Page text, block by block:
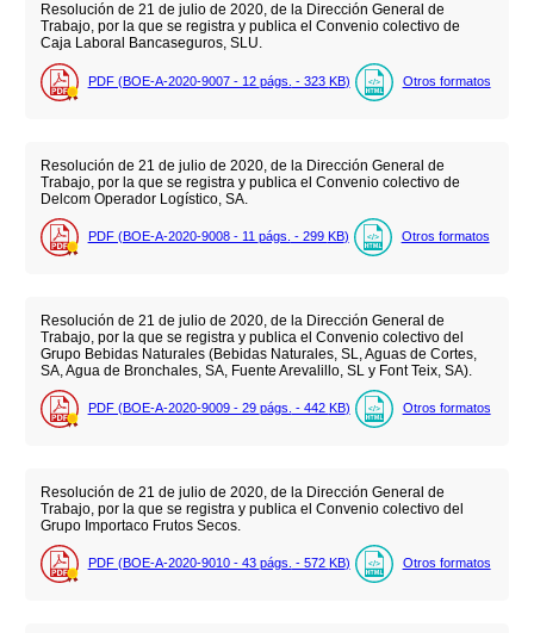
Resolución de 21 de julio de 2020, de la Dirección General de
Trabajo, por la que se registra y publica el Convenio colectivo de
Caja Laboral Bancaseguros, SLU.
PDF (BOE-A-2020-9007 - 12 págs. - 323 KB) Otros formatos
Resolución de 21 de julio de 2020, de la Dirección General de
Trabajo, por la que se registra y publica el Convenio colectivo de
Delcom Operador Logístico, SA.
PDF (BOE-A-2020-9008 - 11 págs. - 299 KB) Otros formatos
Resolución de 21 de julio de 2020, de la Dirección General de
Trabajo, por la que se registra y publica el Convenio colectivo del
Grupo Bebidas Naturales (Bebidas Naturales, SL, Aguas de Cortes,
SA, Agua de Bronchales, SA, Fuente Arevalillo, SL y Font Teix, SA).
PDF (BOE-A-2020-9009 - 29 págs. - 442 KB) Otros formatos
Resolución de 21 de julio de 2020, de la Dirección General de
Trabajo, por la que se registra y publica el Convenio colectivo del
Grupo Importaco Frutos Secos.
PDF (BOE-A-2020-9010 - 43 págs. - 572 KB) Otros formatos